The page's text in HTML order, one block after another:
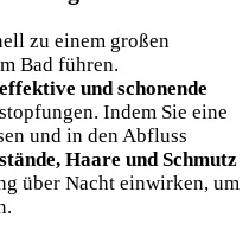
zu einem großen
Bad führen.
effektive und schonende
Indem Sie eine
und in den Abfluss
Haare und Schmutz
über Nacht einwirken, um